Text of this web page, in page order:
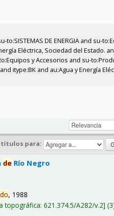
DE ENERGIA and su-
Eléctrica, Sociedad del Estado.
y Accesorios and su-
itype:BK and au:Agua y Energía
títulos para:
de Río Negro
, 1988
topográfica:621.374.5/A282/v.2